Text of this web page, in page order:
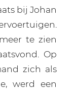
bij Johan
te zien
Op
zich als
werd een